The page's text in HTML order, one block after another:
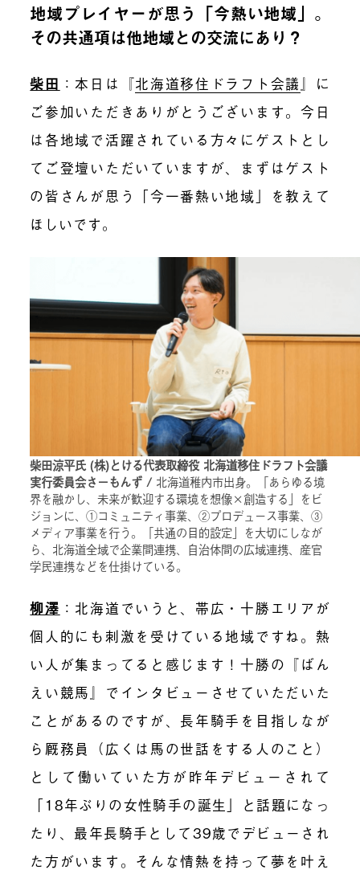
地域プレイヤーが思う「今熱い地域」。
その共通項は他地域との交流にあり？
柴田 ：本日は『北海道移住ドラフト会議 』に
ご参加いただきありがとうございます。今日
は各地域で活躍されている方々にゲストとし
てご登壇いただいていますが、まずはゲスト
の皆さんが思う「今一番熱い地域」を教えて
ほしいです。
柴田涼平氏 (株)とける代表取締役 北海道移住ドラフト会議
実行委員会さーもんず / 北海道稚内市出身。「あらゆる境
界を融かし、未来が歓迎する環境を想像×創造する」をビ
ジョンに、①コミュニティ事業、②プロデュース事業、③
メディア事業を行う。「共通の目的設定」を大切にしなが
ら、北海道全域で企業間連携、自治体間の広域連携、産官
学民連携などを仕掛けている。
柳澤 ：北海道でいうと、帯広・十勝エリアが
個人的にも刺激を受けている地域ですね。熱
い人が集まってると感じます！十勝の『ばん
えい競馬』でインタビューさせていただいた
ことがあるのですが、長年騎手を目指しなが
ら厩務員（広くは馬の世話をする人のこと）
として働いていた方が昨年デビューされて
「18年ぶりの女性騎手の誕生」と話題になっ
たり、最年長騎手として39歳でデビューされ
た方がいます。そんな情熱を持って夢を叶え